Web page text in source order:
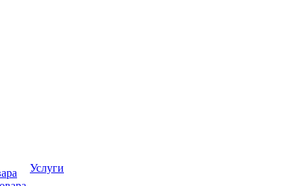
Услуги